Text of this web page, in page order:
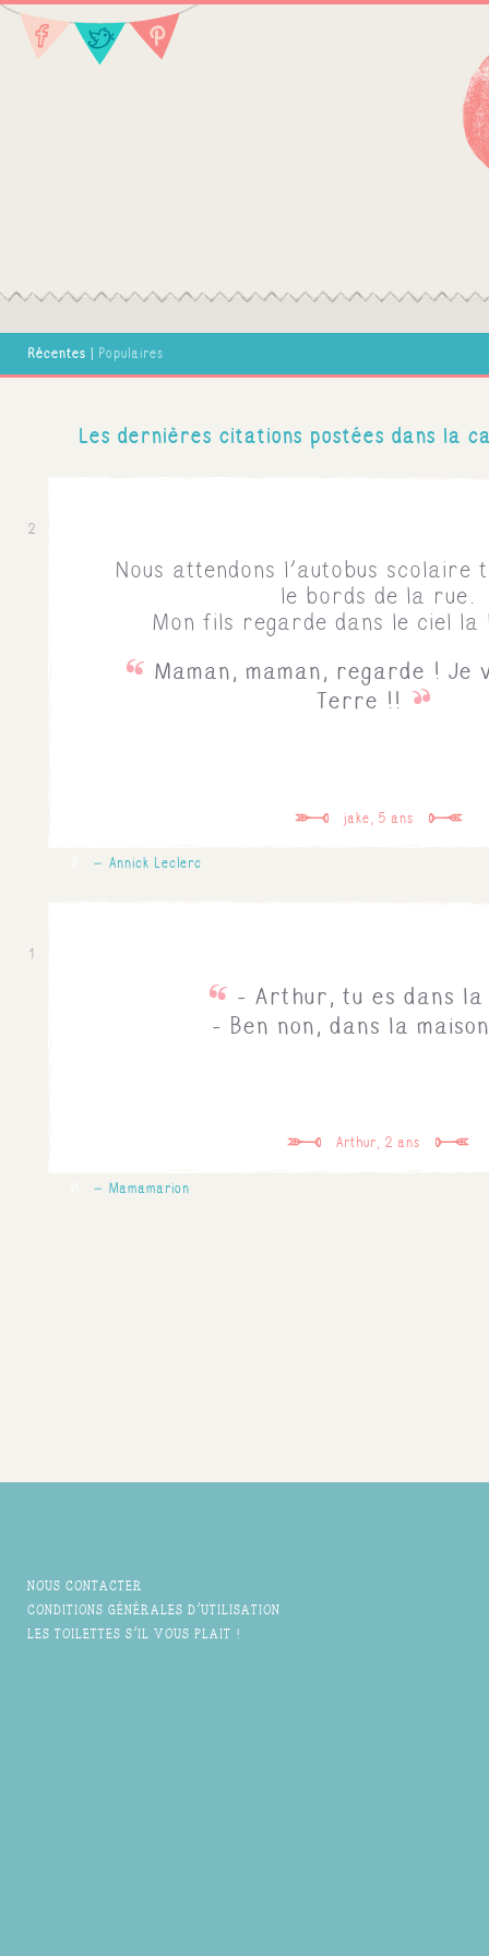
Récentes | Populaires
Les dernières citations postées dans la
Nous attendons l'autobus scolaire
le bords de la rue.
Mon fils regarde dans le ciel la
Maman, maman, regarde ! Je
Terre !!
jake, 5 ans
2
Annick Leclerc
- Arthur, tu es dans la
- Ben non, dans la
Arthur, 2 ans
1
Mamamarion
NOUS CONTACTER
CONDITIONS GÉNÉRALES D'UTILISATION
LES TOILETTES S'IL VOUS PLAIT !